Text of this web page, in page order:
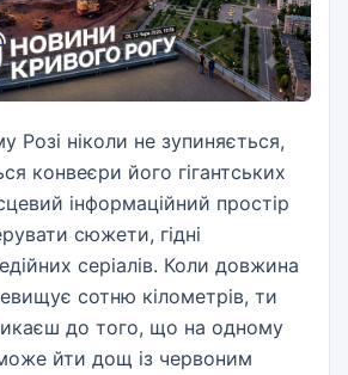
Розі ніколи не зупиняється,
конвеєри його гігантських
інформаційний простір
сюжети, гідні
серіалів. Коли довжина
сотню кілометрів, ти
до того, що на одному
йти дощ із червоним